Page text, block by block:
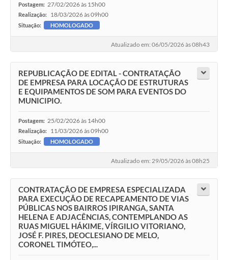
Postagem: 27/02/2026 às 15h00
Realização: 18/03/2026 às 09h00
Situação: HOMOLOGADO
Atualizado em: 06/05/2026 às 08h43
REPUBLICAÇÃO DE EDITAL - CONTRATAÇÃO
DE EMPRESA PARA LOCAÇÃO DE ESTRUTURAS
E EQUIPAMENTOS DE SOM PARA EVENTOS DO
MUNICIPIO.
Postagem: 25/02/2026 às 14h00
Realização: 11/03/2026 às 09h00
Situação: HOMOLOGADO
Atualizado em: 29/05/2026 às 08h25
CONTRATAÇÃO DE EMPRESA ESPECIALIZADA
PARA EXECUÇÃO DE RECAPEAMENTO DE VIAS
PÚBLICAS NOS BAIRROS IPIRANGA, SANTA
HELENA E ADJACÊNCIAS, CONTEMPLANDO AS
RUAS MIGUEL HÁKIME, VÍRGILIO VITORIANO,
JOSÉ F. PIRES, DEOCLESIANO DE MELO,
CORONEL TIMÓTEO,...